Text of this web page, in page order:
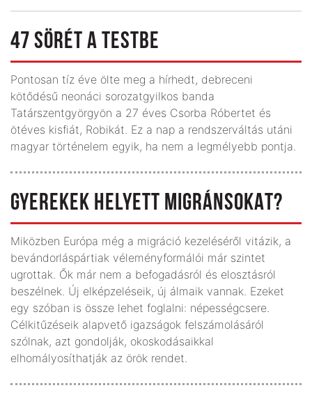
47 SÖRÉT A TESTBE
Pontosan tíz éve ölte meg a hírhedt, debreceni
kötődésű neonáci sorozatgyilkos banda
Tatárszentgyörgyön a 27 éves Csorba Róbertet és
ötéves kisfiát, Robikát. Ez a nap a rendszerváltás utáni
magyar történelem egyik, ha nem a legmélyebb pontja.
GYEREKEK HELYETT MIGRÁNSOKAT?
Miközben Európa még a migráció kezeléséről vitázik, a
bevándorlás­pártiak véleményformálói már szintet
ugrottak. Ők már nem a befogadásról és elosztásról
beszélnek. Új elképzeléseik, új álmaik vannak. Ezeket
egy szóban is össze lehet foglalni: népességcsere.
Célkitűzéseik alapvető igazságok felszámolásáról
szólnak, azt gondolják, okoskodásaikkal
elhomályosíthatják az örök rendet.